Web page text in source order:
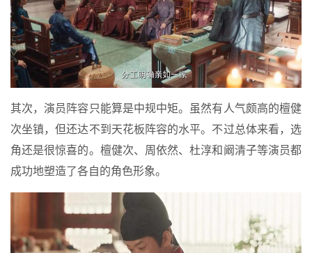
其次，演员阵容只能算是中规中矩。虽然有人气颇高的檀健
次坐镇，但还达不到天花板阵容的水平。不过总体来看，选
角还是很惊喜的。檀健次、周依然、杜淳和阚清子等演员都
成功地塑造了各自的角色形象。